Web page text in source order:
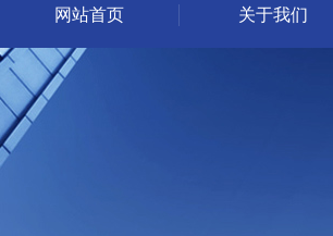
网站首页 关于我们